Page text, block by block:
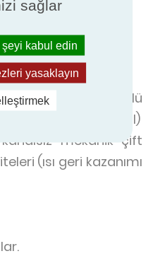
terminal cihazları
regülatörleri
üniteleri
mekanik çift yönlü
geri kazanımı dahil)
mekanik çift
(ısı geri kazanımı
sağlar
şeyi kabul edin
yasaklayın